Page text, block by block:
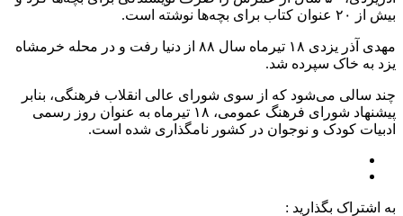
بیش از ۲۰ عنوان کتاب برای بچه‌ها نوشته است.
مهدی آذر یزدی ۱۸ تیرماه سال ۸۸ از دنیا رفت و در محله خرمشاه
یزد به خاک سپرده شد.
چند سالی می‌شود که از سوی شورای عالی انقلاب فرهنگی، بنابر
پیشنهاد شورای فرهنگ عمومی، ۱۸ تیرماه به عنوان روز رسمی
ادبیات کودک و نوجوان در کشور نامگذاری شده است.
به اشتراک بگذارید :